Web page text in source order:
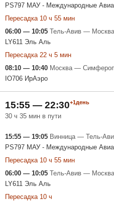
PS797 МАУ - Международные
Пересадка 10 ч 55 мин
06:00 — 10:05 Тель-Авив — Москва
LY611 Эль Аль
Пересадка 22 ч 5 мин
08:10 — 10:40 Москва —
IO706 ИрАэро
15:55 — 22:30+1день
30 ч 35 мин в пути
15:55 — 19:05 Винница — Тель-
PS797 МАУ - Международные
Пересадка 10 ч 55 мин
06:00 — 10:05 Тель-Авив — Москва
LY611 Эль Аль
Пересадка 10 ч